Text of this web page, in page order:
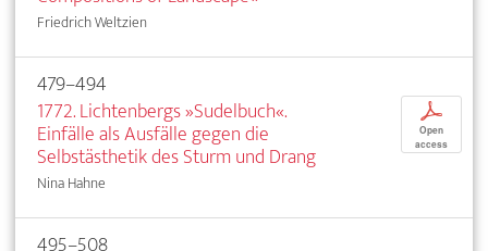
Friedrich Weltzien
479–494
1772. Lichtenbergs »Sudelbuch«.
Einfälle als Ausfälle gegen die
Selbstästhetik des Sturm und Drang
Nina Hahne
p
Open
access